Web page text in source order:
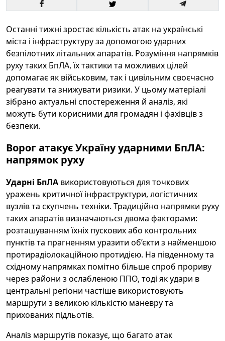
Останні тижні зростає кількість атак на українські
міста і інфраструктуру за допомогою ударних
безпілотних літальних апаратів. Розуміння напрямків
руху таких БпЛА, їх тактики та можливих цілей
допомагає як військовим, так і цивільним своєчасно
реагувати та знижувати ризики. У цьому матеріалі
зібрано актуальні спостереження й аналіз, які
можуть бути корисними для громадян і фахівців з
безпеки.
Ворог атакує Україну ударними БпЛА:
напрямок руху
Ударні БпЛА використовуються для точкових
уражень критичної інфраструктури, логістичних
вузлів та скупчень техніки. Традиційно напрямки руху
таких апаратів визначаються двома факторами:
розташуванням їхніх пускових або контрольних
пунктів та прагненням уразити об’єкти з найменшою
протирадіолокаційною протидією. На південному та
східному напрямках помітно більше спроб прориву
через райони з ослабленою ППО, тоді як удари в
центральні регіони частіше використовують
маршрути з великою кількістю маневру та
прихованих підльотів.
Аналіз маршрутів показує, що багато атак